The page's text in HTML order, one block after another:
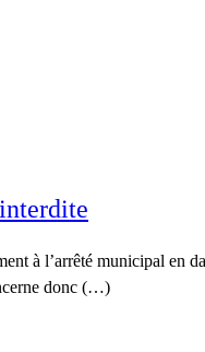
à l’arrêté municipal en
donc (…)